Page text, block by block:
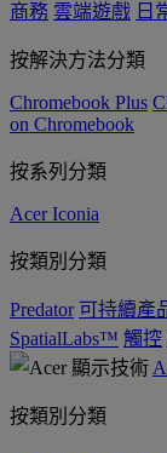
商務 雲端遊戲 日
按解決方法分類
Chromebook Plus
on Chromebook
按系列分類
Acer Iconia
按類別分類
Predator 可持續產
SpatialLabs™ 觸控
按類別分類